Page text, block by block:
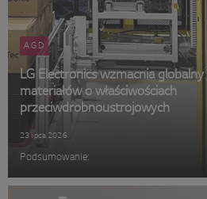
AGD
LG Electronics wzmacnia globalny
materiałów o właściwościach
przeciwdrobnoustrojowych
23 lipca 2026
Podsumowanie: